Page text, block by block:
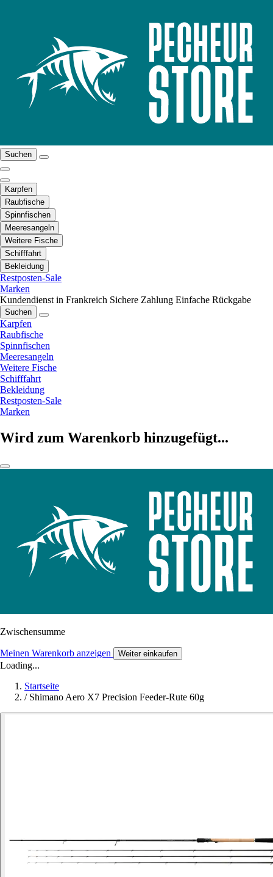
Suchen
Karpfen
Raubfische
Spinnfischen
Meeresangeln
Weitere Fische
Schifffahrt
Bekleidung
Restposten-Sale
Marken
Kundendienst in Frankreich Sichere Zahlung Einfache Rückgabe
Suchen
Karpfen
Raubfische
Spinnfischen
Meeresangeln
Weitere Fische
Schifffahrt
Bekleidung
Restposten-Sale
Marken
Wird zum Warenkorb hinzugefügt...
Zwischensumme
Meinen Warenkorb anzeigen Weiter einkaufen
Loading...
Startseite
/ Shimano Aero X7 Precision Feeder-Rute 60g